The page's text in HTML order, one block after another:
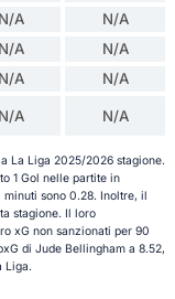
N/A N/A
N/A N/A
N/A N/A
N/A N/A
La Liga 2025/2026 stagione.
1 Gol nelle partite in
sono 0.28. Inoltre, il
stagione. Il loro
xG non sanzionati per 90
di Jude Bellingham a 8.52,
Liga.